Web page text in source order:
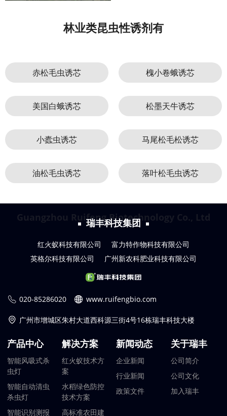
林业类昆虫性诱剂有
赤松毛虫诱芯 槐小卷蛾诱芯
美国白蛾诱芯 松墨天牛诱芯
小蠹虫诱芯 马尾松毛松诱芯
油松毛虫诱芯 落叶松毛虫诱芯
Guangzhou Ruifeng Biotechnology Co., Ltd
瑞丰科技集团
红火蚁科技有限公司
富力特作物科技有限公司
英格尔科技有限公司
广州新农科肥业科技有限公司
020-85286020 www.ruifengbio.com
广州市增城区朱村大道西科源三街4号16栋瑞丰科技大楼
产品中心
智能风吸式杀
虫灯
智能自动清虫
杀虫灯
智能识别测报
解决方案
红火蚁技术方
案
水稻绿色防控
技术方案
高标准农田建
新闻动态
企业新闻
行业新闻
政策文件
关于瑞丰
公司简介
公司文化
加入瑞丰